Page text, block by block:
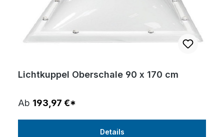
Lichtkuppel Oberschale 90 x 170 cm
Ab 193,97 €*
Details